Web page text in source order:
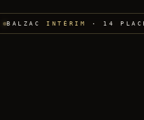
BALZAC INTÉRIM · 14